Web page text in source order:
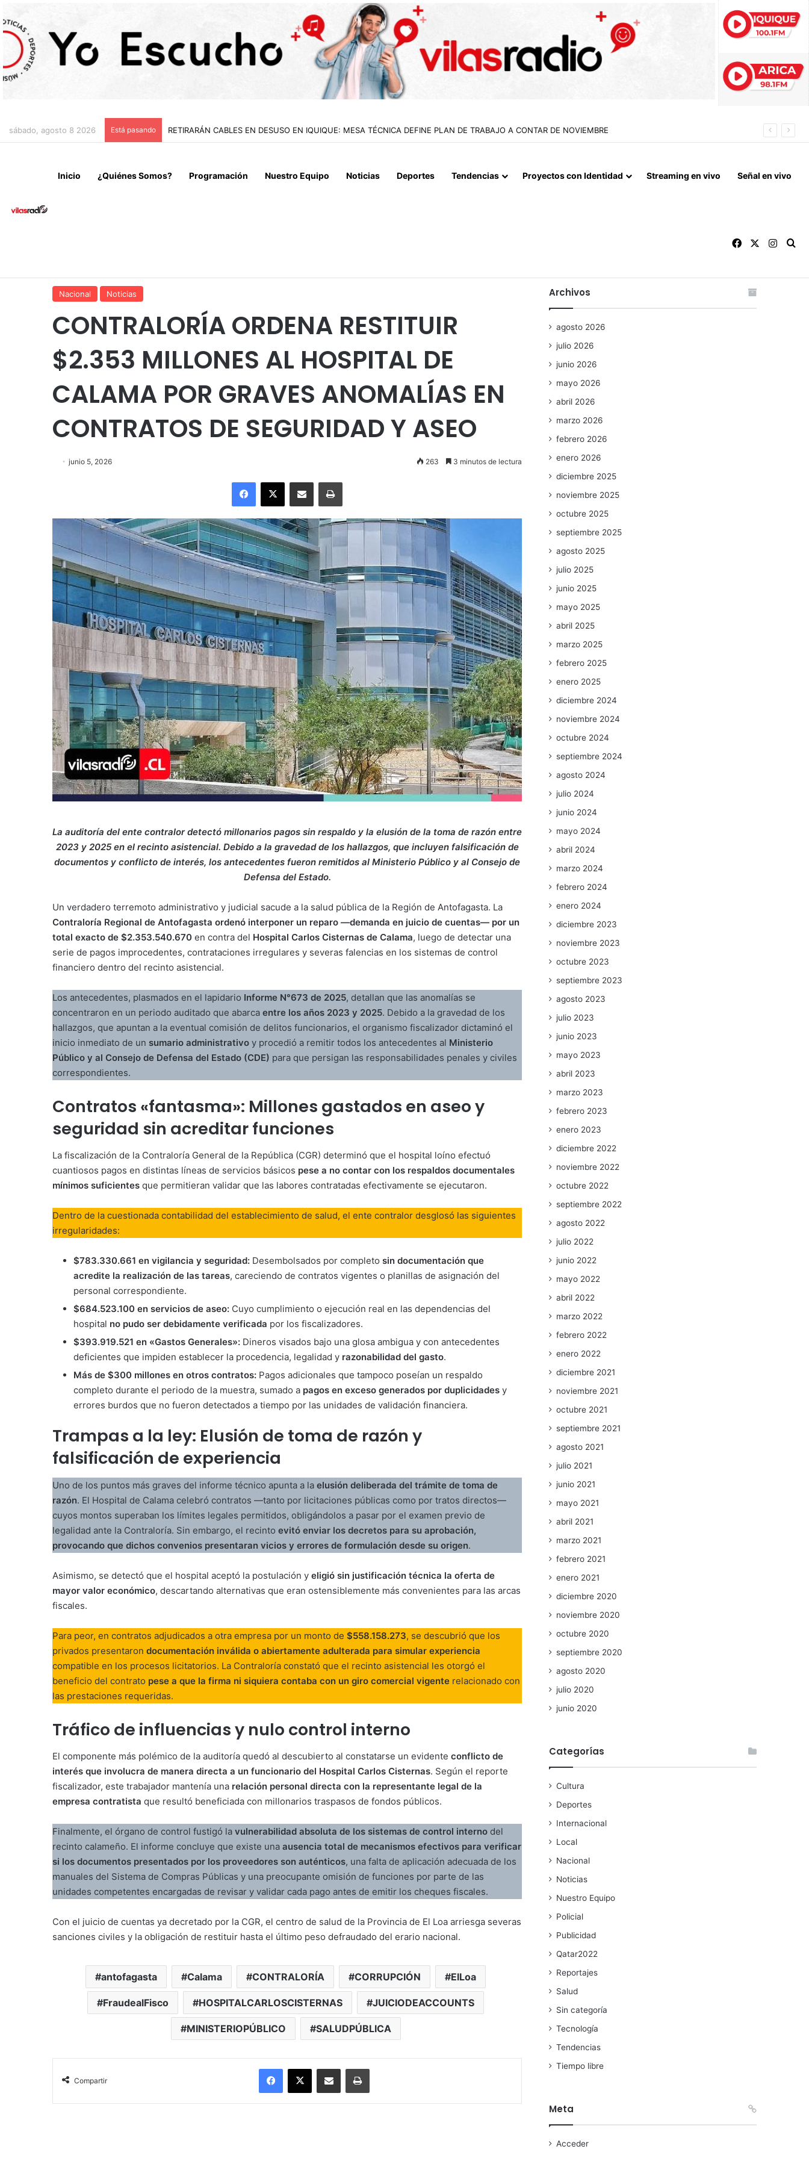
sábado, agosto 8 2026 Está pasando “NO VENIMOS A CELEBRAR LA MUERTE, SINO LA VIDA”: LA EMOTIVA ROMERÍA AL CEMENTERIO QUE MARCA EL CORAZÓN DE LA FIESTA DE SAN LORENZO
Inicio ¿Quiénes Somos? Programación Nuestro Equipo Noticias Deportes Tendencias Proyectos con Identidad Streaming en vivo Señal en vivo
Facebook
Nacional Noticias
CONTRALORÍA ORDENA RESTITUIR
$2.353 MILLONES AL HOSPITAL DE
CALAMA POR GRAVES ANOMALÍAS EN
CONTRATOS DE SEGURIDAD Y ASEO
junio 5, 2026 263 3 minutos de lectura
Facebook
X Enviar vía email Imprimir
La auditoría del ente contralor detectó millonarios pagos sin respaldo y la elusión de la toma de razón entre
2023 y 2025 en el recinto asistencial. Debido a la gravedad de los hallazgos, que incluyen falsificación de
documentos y conflicto de interés, los antecedentes fueron remitidos al Ministerio Público y al Consejo de
Defensa del Estado.
Un verdadero terremoto administrativo y judicial sacude a la salud pública de la Región de Antofagasta. La
Contraloría Regional de Antofagasta ordenó interponer un reparo —demanda en juicio de cuentas— por un
total exacto de $2.353.540.670 en contra del Hospital Carlos Cisternas de Calama, luego de detectar una
serie de pagos improcedentes, contrataciones irregulares y severas falencias en los sistemas de control
financiero dentro del recinto asistencial.
Los antecedentes, plasmados en el lapidario Informe N°673 de 2025, detallan que las anomalías se
concentraron en un periodo auditado que abarca entre los años 2023 y 2025. Debido a la gravedad de los
hallazgos, que apuntan a la eventual comisión de delitos funcionarios, el organismo fiscalizador dictaminó el
inicio inmediato de un sumario administrativo y procedió a remitir todos los antecedentes al Ministerio
Público y al Consejo de Defensa del Estado (CDE) para que persigan las responsabilidades penales y civiles
correspondientes.
Contratos «fantasma»: Millones gastados en aseo y
seguridad sin acreditar funciones
La fiscalización de la Contraloría General de la República (CGR) determinó que el hospital loíno efectuó
cuantiosos pagos en distintas líneas de servicios básicos pese a no contar con los respaldos documentales
mínimos suficientes que permitieran validar que las labores contratadas efectivamente se ejecutaron.
Dentro de la cuestionada contabilidad del establecimiento de salud, el ente contralor desglosó las siguientes
irregularidades:
$783.330.661 en vigilancia y seguridad: Desembolsados por completo sin documentación que
acredite la realización de las tareas, careciendo de contratos vigentes o planillas de asignación del
personal correspondiente.
$684.523.100 en servicios de aseo: Cuyo cumplimiento o ejecución real en las dependencias del
hospital no pudo ser debidamente verificada por los fiscalizadores.
$393.919.521 en «Gastos Generales»: Dineros visados bajo una glosa ambigua y con antecedentes
deficientes que impiden establecer la procedencia, legalidad y razonabilidad del gasto.
Más de $300 millones en otros contratos: Pagos adicionales que tampoco poseían un respaldo
completo durante el periodo de la muestra, sumado a pagos en exceso generados por duplicidades y
errores burdos que no fueron detectados a tiempo por las unidades de validación financiera.
Trampas a la ley: Elusión de toma de razón y
falsificación de experiencia
Uno de los puntos más graves del informe técnico apunta a la elusión deliberada del trámite de toma de
razón. El Hospital de Calama celebró contratos —tanto por licitaciones públicas como por tratos directos—
cuyos montos superaban los límites legales permitidos, obligándolos a pasar por el examen previo de
legalidad ante la Contraloría. Sin embargo, el recinto evitó enviar los decretos para su aprobación,
provocando que dichos convenios presentaran vicios y errores de formulación desde su origen.
Asimismo, se detectó que el hospital aceptó la postulación y eligió sin justificación técnica la oferta de
mayor valor económico, descartando alternativas que eran ostensiblemente más convenientes para las arcas
fiscales.
Para peor, en contratos adjudicados a otra empresa por un monto de $558.158.273, se descubrió que los
privados presentaron documentación inválida o abiertamente adulterada para simular experiencia
compatible en los procesos licitatorios. La Contraloría constató que el recinto asistencial les otorgó el
beneficio del contrato pese a que la firma ni siquiera contaba con un giro comercial vigente relacionado con
las prestaciones requeridas.
Tráfico de influencias y nulo control interno
El componente más polémico de la auditoría quedó al descubierto al constatarse un evidente conflicto de
interés que involucra de manera directa a un funcionario del Hospital Carlos Cisternas. Según el reporte
fiscalizador, este trabajador mantenía una relación personal directa con la representante legal de la
empresa contratista que resultó beneficiada con millonarios traspasos de fondos públicos.
Finalmente, el órgano de control fustigó la vulnerabilidad absoluta de los sistemas de control interno del
recinto calameño. El informe concluye que existe una ausencia total de mecanismos efectivos para verificar
si los documentos presentados por los proveedores son auténticos, una falta de aplicación adecuada de los
manuales del Sistema de Compras Públicas y una preocupante omisión de funciones por parte de las
unidades competentes encargadas de revisar y validar cada pago antes de emitir los cheques fiscales.
Con el juicio de cuentas ya decretado por la CGR, el centro de salud de la Provincia de El Loa arriesga severas
sanciones civiles y la obligación de restituir hasta el último peso defraudado del erario nacional.
antofagasta Calama CONTRALORÍA CORRUPCIÓN ElLoa
FraudealFisco HOSPITALCARLOSCISTERNAS JUICIODEACCOUNTS
MINISTERIOPÚBLICO SALUDPÚBLICA
Compartir
Facebook
X Enviar vía email Imprimir
Archivos
agosto 2026
julio 2026
junio 2026
mayo 2026
abril 2026
marzo 2026
febrero 2026
enero 2026
diciembre 2025
noviembre 2025
octubre 2025
septiembre 2025
agosto 2025
julio 2025
junio 2025
mayo 2025
abril 2025
marzo 2025
febrero 2025
enero 2025
diciembre 2024
noviembre 2024
octubre 2024
septiembre 2024
agosto 2024
julio 2024
junio 2024
mayo 2024
abril 2024
marzo 2024
febrero 2024
enero 2024
diciembre 2023
noviembre 2023
octubre 2023
septiembre 2023
agosto 2023
julio 2023
junio 2023
mayo 2023
abril 2023
marzo 2023
febrero 2023
enero 2023
diciembre 2022
noviembre 2022
octubre 2022
septiembre 2022
agosto 2022
julio 2022
junio 2022
mayo 2022
abril 2022
marzo 2022
febrero 2022
enero 2022
diciembre 2021
noviembre 2021
octubre 2021
septiembre 2021
agosto 2021
julio 2021
junio 2021
mayo 2021
abril 2021
marzo 2021
febrero 2021
enero 2021
diciembre 2020
noviembre 2020
octubre 2020
septiembre 2020
agosto 2020
julio 2020
junio 2020
Categorías
Cultura
Deportes
Internacional
Local
Nacional
Noticias
Nuestro Equipo
Policial
Publicidad
Qatar2022
Reportajes
Salud
Sin categoría
Tecnología
Tendencias
Tiempo libre
Meta
Acceder